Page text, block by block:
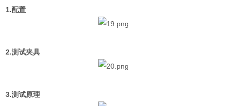
1.配置
2.测试夹具
3.测试原理